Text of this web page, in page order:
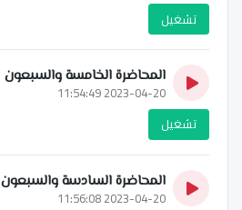
تشغيل
المحاضرة الخامسة والسبعون
2023-04-20 11:54:49
تشغيل
المحاضرة السادسة والسبعون
2023-04-20 11:56:08